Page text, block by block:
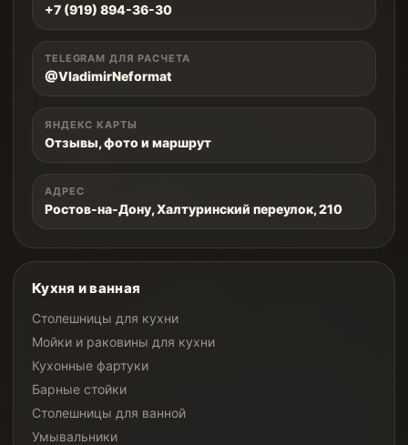
+7 (919) 894-36-30
TELEGRAM ДЛЯ РАСЧЕТА
@VladimirNeformat
ЯНДЕКС КАРТЫ
Отзывы, фото и маршрут
АДРЕС
Ростов-на-Дону, Халтуринский переулок, 210
Кухня и ванная
Столешницы для кухни
Мойки и раковины для кухни
Кухонные фартуки
Барные стойки
Столешницы для ванной
Умывальники